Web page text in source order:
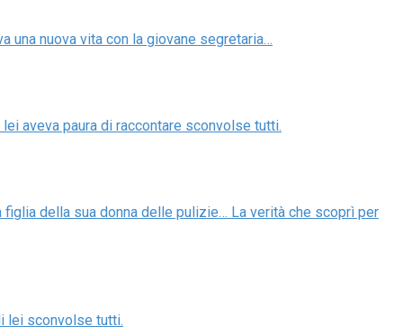
una nuova vita con la giovane segretaria…
aveva paura di raccontare sconvolse tutti.
della sua donna delle pulizie… La verità che scoprì per
lei sconvolse tutti.